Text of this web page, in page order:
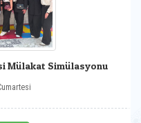
Mülakat Simülasyonu